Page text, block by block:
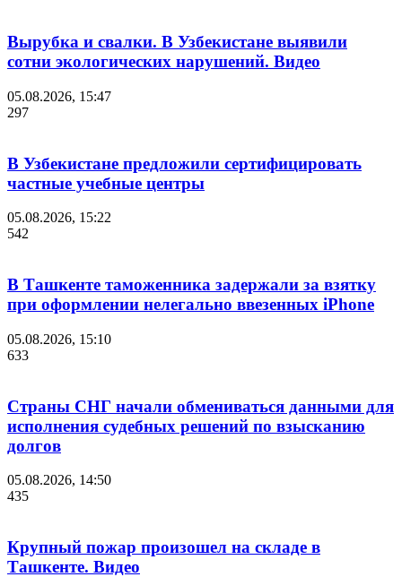
Вырубка и свалки. В Узбекистане выявили
сотни экологических нарушений. Видео
05.08.2026, 15:47
297
В Узбекистане предложили сертифицировать
частные учебные центры
05.08.2026, 15:22
542
В Ташкенте таможенника задержали за взятку
при оформлении нелегально ввезенных iPhone
05.08.2026, 15:10
633
Страны СНГ начали обмениваться данными для
исполнения судебных решений по взысканию
долгов
05.08.2026, 14:50
435
Крупный пожар произошел на складе в
Ташкенте. Видео